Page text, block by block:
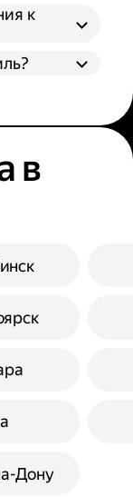
к
в
Дону